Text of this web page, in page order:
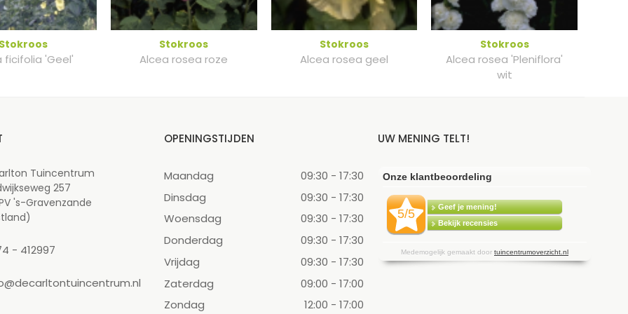
Stokroos
ficifolia 'Geel'
Stokroos
Alcea rosea roze
Stokroos
Alcea rosea geel
Stokroos
Alcea rosea 'Pleniflora'
wit
Tuincentrum
257
's-Gravenzande
- 412997
OPENINGSTIJDEN
Maandag
09:30 - 17:30
Dinsdag
09:30 - 17:30
Woensdag
09:30 - 17:30
Donderdag
09:30 - 17:30
Vrijdag
09:30 - 17:30
Zaterdag
09:00 - 17:00
Zondag
12:00 - 17:00
UW MENING TELT!